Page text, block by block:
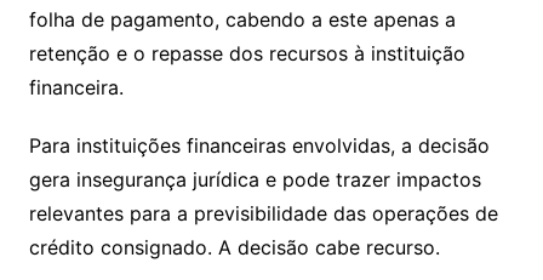
folha de pagamento, cabendo a este apenas a
retenção e o repasse dos recursos à instituição
financeira.
Para instituições financeiras envolvidas, a decisão
gera insegurança jurídica e pode trazer impactos
relevantes para a previsibilidade das operações de
crédito consignado. A decisão cabe recurso.